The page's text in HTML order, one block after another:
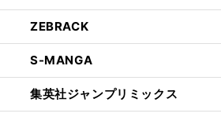
ZEBRACK
S-MANGA
集英社ジャンプリミックス